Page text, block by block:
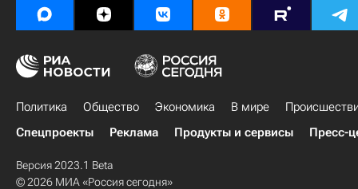
Политика Общество Экономика В мире
Спецпроекты
Реклама Продукты и сервисы Пресс-
Версия 2023.1 Beta
© 2026 МИА «Россия сегодня»